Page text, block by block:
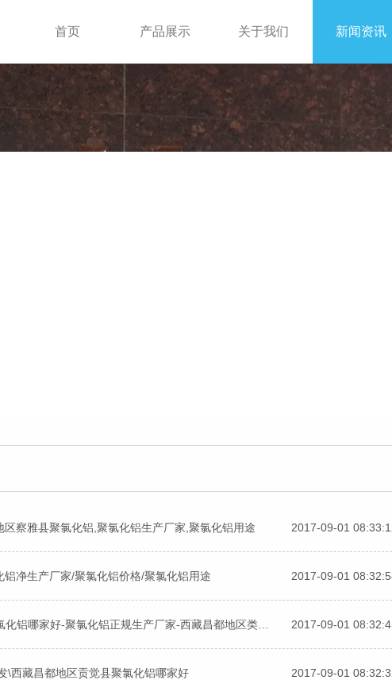
首页 产品展示 关于我们 新闻资讯
察雅县聚氯化铝,聚氯化铝生产厂家,聚氯化铝用途 2017-09-01
净生产厂家/聚氯化铝价格/聚氯化铝用途 2017-09-01
2017-09-01
\西藏昌都地区贡觉县聚氯化铝哪家好 2017-09-01